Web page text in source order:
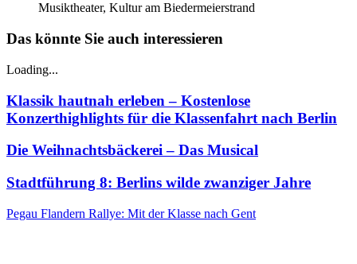
Musiktheater, Kultur am Biedermeierstrand
Das könnte Sie auch interessieren
Loading...
Klassik hautnah erleben – Kostenlose
Konzerthighlights für die Klassenfahrt nach Berlin
Die Weihnachtsbäckerei – Das Musical
Stadtführung 8: Berlins wilde zwanziger Jahre
Pegau Flandern Rallye: Mit der Klasse nach Gent